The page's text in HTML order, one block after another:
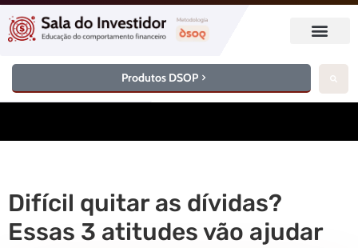
Produtos DSOP
Difícil quitar as dívidas?
Essas 3 atitudes vão ajudar